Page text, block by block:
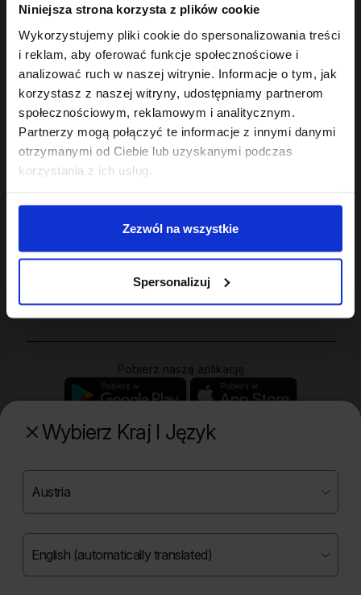
Niniejsza strona korzysta z plików cookie
Wykorzystujemy pliki cookie do spersonalizowania treści
i reklam, aby oferować funkcje społecznościowe i
analizować ruch w naszej witrynie. Informacje o tym, jak
korzystasz z naszej witryny, udostępniamy partnerom
społecznościowym, reklamowym i analitycznym.
Partnerzy mogą połączyć te informacje z innymi danymi
otrzymanymi od Ciebie lub uzyskanymi podczas
korzystania z ich usług.
Zezwól na wszystkie
Spersonalizuj
Wybierz Kraj I Język
Hair In Balance By ONLYBIO
Kolor Spray
termoochronny
ochrona przed UV 150
ml
23,99 zł
Najniższa cena z 30 dni przed
obniżką: 23,99 zł
Hair In Balance By ONLYBIO
do stylizacji włosów
kręconych 200ml
7,29 zł
Najniższa cena z 30 dni przed
obniżką:24,49 zł
Twoje konto
Zakupy
Pobierz naszą aplikację
Poznaj naszą drugą markę